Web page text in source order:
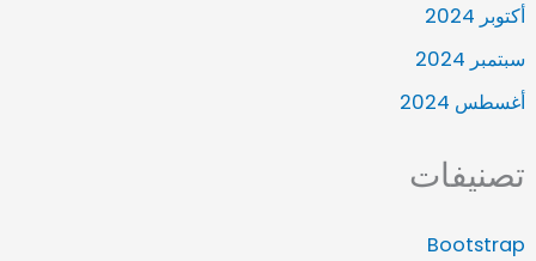
أكتوبر 2024
سبتمبر 2024
أغسطس 2024
تصنيفات
Bootstrap